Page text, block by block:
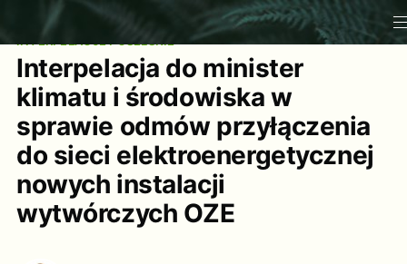
Interpelacja do minister
klimatu i środowiska w
sprawie odmów przyłączenia
do sieci elektroenergetycznej
nowych instalacji
wytwórczych OZE